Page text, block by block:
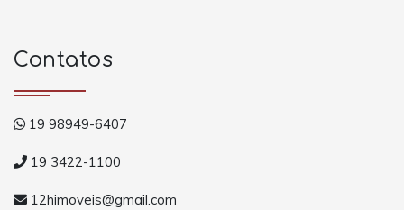
Contatos
19 98949-6407
19 3422-1100
12himoveis@gmail.com